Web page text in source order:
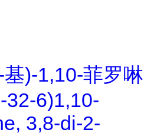
)-1,10-菲罗啉
32-6)1,10-
3,8-di-2-